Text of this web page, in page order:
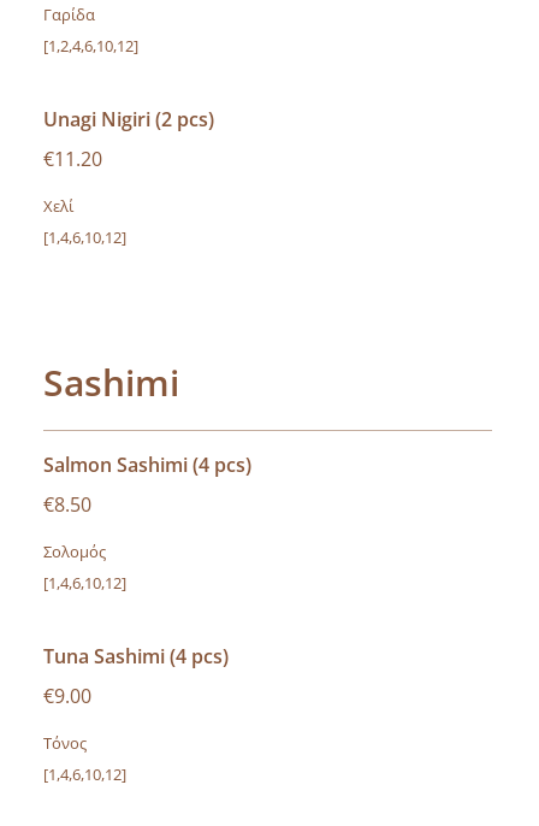
Γαρίδα
[1,2,4,6,10,12]
Unagi Nigiri (2 pcs)
€11.20
Χελί
[1,4,6,10,12]
Sashimi
Salmon Sashimi (4 pcs)
€8.50
Σολομός
[1,4,6,10,12]
Tuna Sashimi (4 pcs)
€9.00
Τόνος
[1,4,6,10,12]